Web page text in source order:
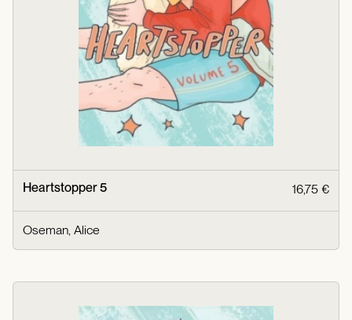
Heartstopper 5 16,75 €
Oseman, Alice